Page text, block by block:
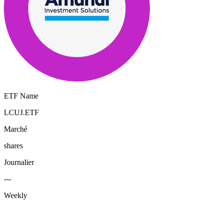
ETF Name
LCUJ.ETF
Marché
shares
Journalier
---
Weekly